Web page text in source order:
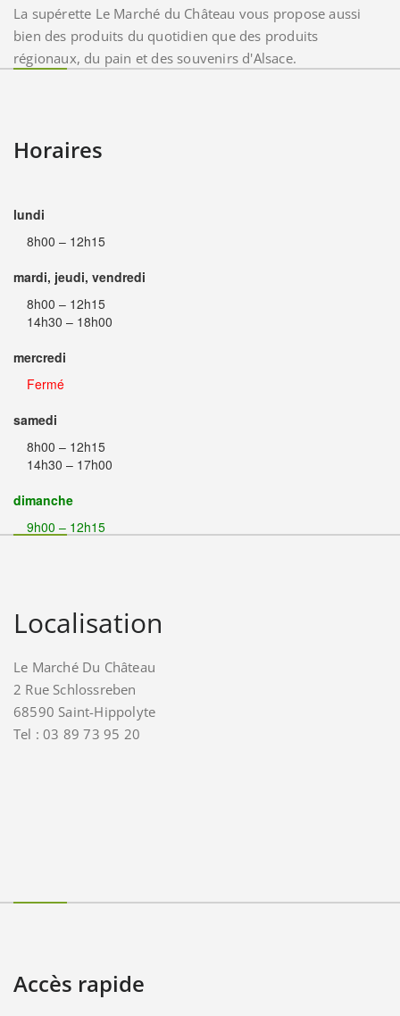
La supérette Le Marché du Château vous propose aussi
bien des produits du quotidien que des produits
régionaux, du pain et des souvenirs d'Alsace.
Horaires
lundi
8h00 – 12h15
mardi, jeudi, vendredi
8h00 – 12h15
14h30 – 18h00
mercredi
Fermé
samedi
8h00 – 12h15
14h30 – 17h00
dimanche
9h00 – 12h15
Localisation
Le Marché Du Château
2 Rue Schlossreben
68590 Saint-Hippolyte
Tel : 03 89 73 95 20
Accès rapide